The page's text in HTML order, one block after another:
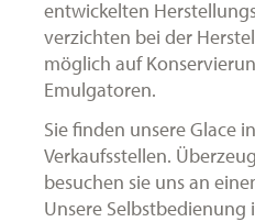
entwickelten
verzichten bei der
möglich auf
Emulgatoren.
Sie finden unsere Glace
Verkaufsstellen.
besuchen sie uns an
Unsere